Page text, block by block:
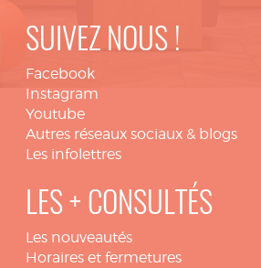
SUIVEZ NOUS !
Facebook
Instagram
Youtube
Autres réseaux sociaux & blogs
Les infolettres
LES + CONSULTÉS
Les nouveautés
Horaires et fermetures